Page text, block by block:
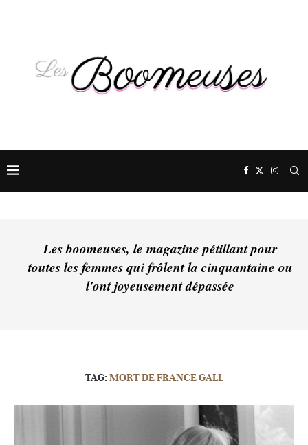
Les boomeuses, le magazine pétillant pour
toutes les femmes qui frôlent la cinquantaine ou
l'ont joyeusement dépassée
TAG:MORT DE FRANCE GALL